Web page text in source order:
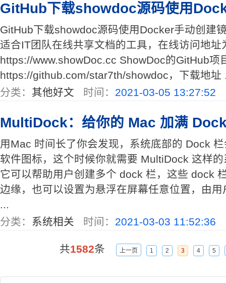
GitHub下载showdoc源码使用
GitHub下载showdoc源码使用Docker手动创建
适合IT团队在线共享文档的工具，在线访问地址
https://www.showDoc.cc ShowDoc的GitHub项
https://github.com/star7th/showdoc，下载地址
分类： 其他好文 时间： 2021-03-05 13:27:52
MultiDock：给你的 Mac 加满
用Mac 时间长了你会发现，系统底部的 Dock
软件图标，这个时候你就需要 MultiDock 这样
它可以帮助用户创建多个 dock 栏，这些 dock
边缘，也可以设置为悬浮在屏幕任意位置，由
...
分类： 系统相关 时间： 2021-03-03 11:52:36
共1582条 上一页 1 2 3 4 5